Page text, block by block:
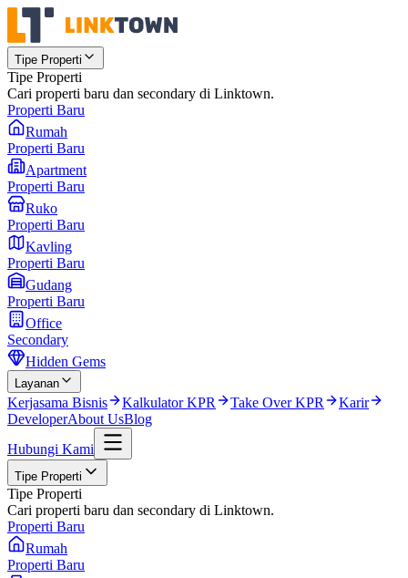
Tipe Properti
Tipe Properti
Cari properti baru dan secondary di Linktown.
Properti Baru
Rumah
Properti Baru
Apartment
Properti Baru
Ruko
Properti Baru
Kavling
Properti Baru
Gudang
Properti Baru
Office
Secondary
Hidden Gems
Layanan
Kerjasama Bisnis Kalkulator KPR Take Over KPR
Karir
DeveloperAbout UsBlog
Hubungi Kami
Tipe Properti
Tipe Properti
Cari properti baru dan secondary di Linktown.
Properti Baru
Rumah
Properti Baru